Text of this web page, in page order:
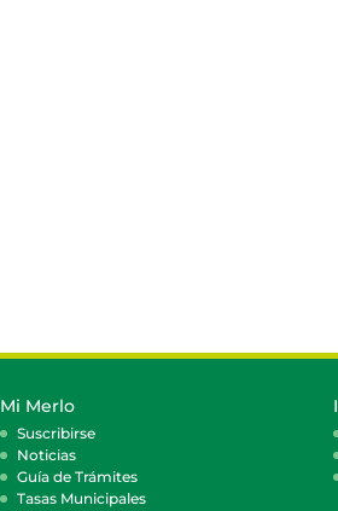
Mi Merlo
Suscribirse
Noticias
Guía de Trámites
Tasas Municipales